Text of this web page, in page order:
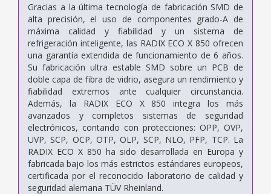
Gracias a la última tecnología de fabricación SMD de
alta precisión, el uso de componentes grado-A de
máxima calidad y fiabilidad y un sistema de
refrigeración inteligente, las RADIX ECO X 850 ofrecen
una garantía extendida de funcionamiento de 6 años.
Su fabricación ultra estable SMD sobre un PCB de
doble capa de fibra de vidrio, asegura un rendimiento y
fiabilidad extremos ante cualquier circunstancia.
Además, la RADIX ECO X 850 integra los más
avanzados y completos sistemas de seguridad
electrónicos, contando con protecciones: OPP, OVP,
UVP, SCP, OCP, OTP, OLP, SCP, NLO, PFP, TCP. La
RADIX ECO X 850 ha sido desarrollada en Europa y
fabricada bajo los más estrictos estándares europeos,
certificada por el reconocido laboratorio de calidad y
seguridad alemana TÜV Rheinland.